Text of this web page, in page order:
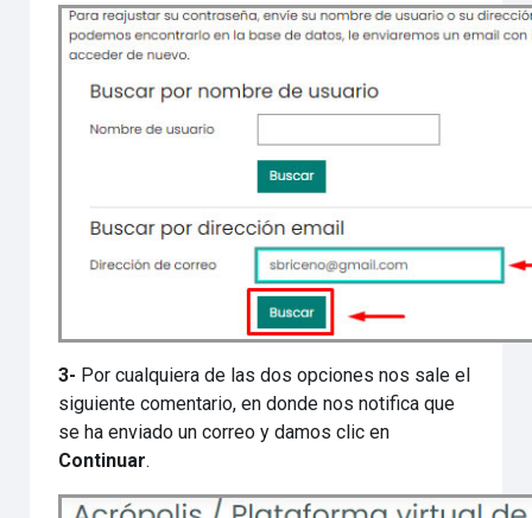
3- Por cualquiera de las dos opciones nos sale el
siguiente comentario, en donde nos notifica que
se ha enviado un correo y damos clic en
Continuar.